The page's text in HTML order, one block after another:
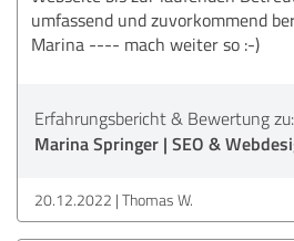
umfassend und zuvorkommend
Marina ---- mach weiter so :-)
Erfahrungsbericht & Bewertung zu:
Marina Springer | SEO &
20.12.2022 Thomas W.